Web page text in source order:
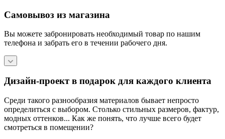
Самовывоз из магазина
Вы можете забронировать необходимый товар по нашим
телефона и забрать его в течении рабочего дня.
Дизайн-проект в подарок для каждого клиента
Среди такого разнообразия материалов бывает непросто
определиться с выбором. Столько стильных размеров, фактур,
модных оттенков... Как же понять, что лучше всего будет
смотреться в помещении?